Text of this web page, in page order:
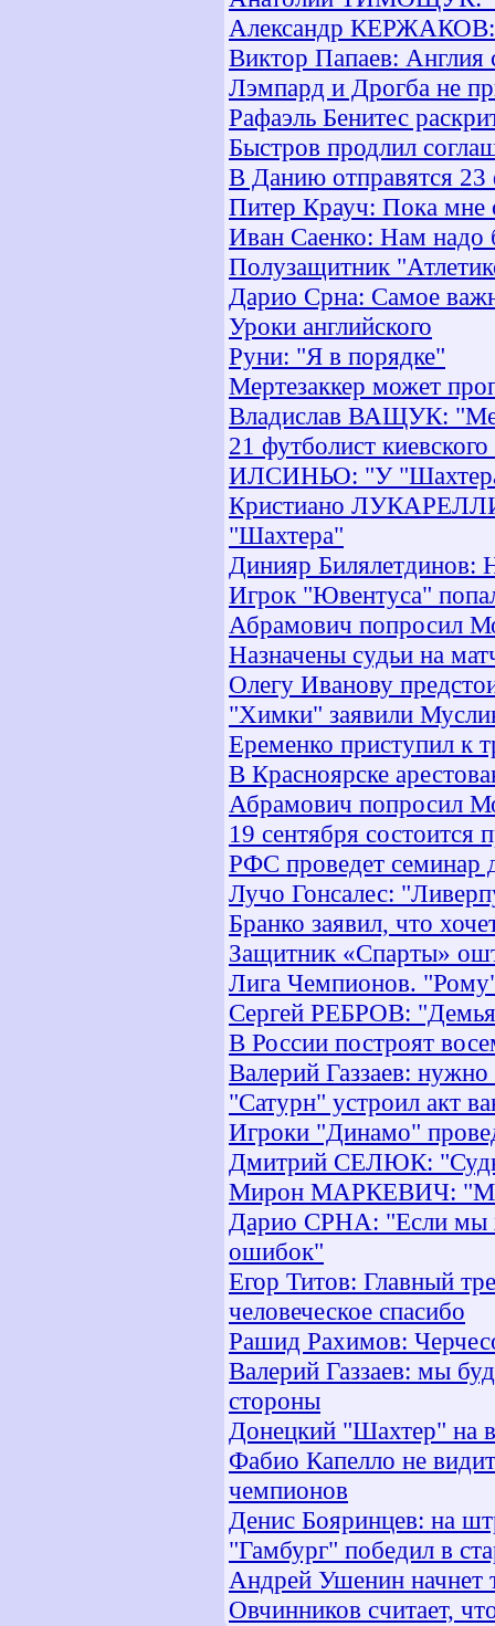
Александр КЕРЖАКОВ:
Виктор Папаев: Англия
Лэмпард и Дрогба не
Рафаэль Бенитес
Быстров продлил
В Данию отправятся
Питер Крауч: Пока мне
Иван Саенко: Нам надо
Полузащитник
Дарио Срна: Самое
Уроки английского
Руни: "Я в порядке"
Мертезаккер может
Владислав ВАЩУК:
21 футболист
ИЛСИНЬО: "У
Кристиано
"Шахтера"
Динияр Билялетдинов:
Игрок "Ювентуса"
Абрамович попросил
Назначены судьи на
Олегу Иванову
"Химки" заявили
Еременко приступил к
В Красноярске
Абрамович попросил
19 сентября
РФС проведет семинар
Лучо Гонсалес:
Бранко заявил, что
Защитник «Спарты»
Лига Чемпионов.
Сергей РЕБРОВ:
В России построят
Валерий Газзаев:
"Сатурн" устроил акт
Игроки "Динамо"
Дмитрий СЕЛЮК:
Мирон МАРКЕВИЧ: "Мы
Дарио СРНА: "Если мы
ошибок"
Егор Титов: Главный
человеческое спасибо
Рашид Рахимов:
Валерий Газзаев: мы
стороны
Донецкий "Шахтер" на
Фабио Капелло не
чемпионов
Денис Бояринцев: на
"Гамбург" победил в
Андрей Ушенин начнет
Овчинников считает,